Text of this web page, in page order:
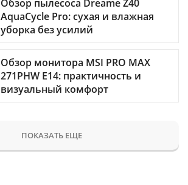
Обзор пылесоса Dreame Z40
AquaCycle Pro: сухая и влажная
уборка без усилий
Обзор монитора MSI PRO MAX
271PHW E14: практичность и
визуальный комфорт
ПОКАЗАТЬ ЕЩЕ